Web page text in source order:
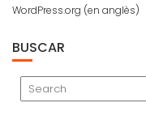
WordPress.org (en anglès)
BUSCAR